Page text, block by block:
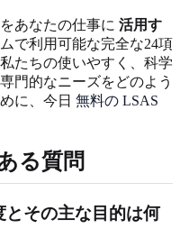
あなたの仕事に 活用す
で利用可能な完全な24項
たちの使いやすく、科学
門的なニーズをどのよう
に、今日 無料の LSAS
る質問
とその主な目的は何